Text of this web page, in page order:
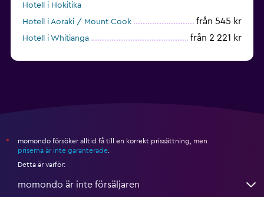
Hotell i Hokitika
Hotell i Aoraki / Mount Cook
från 545 kr
Hotell i Whitianga från 2 221 kr
*
momondo försöker alltid få till en korrekt prissättning, men
priserna är inte garanterade
Detta är varför:
momondo är inte försäljaren